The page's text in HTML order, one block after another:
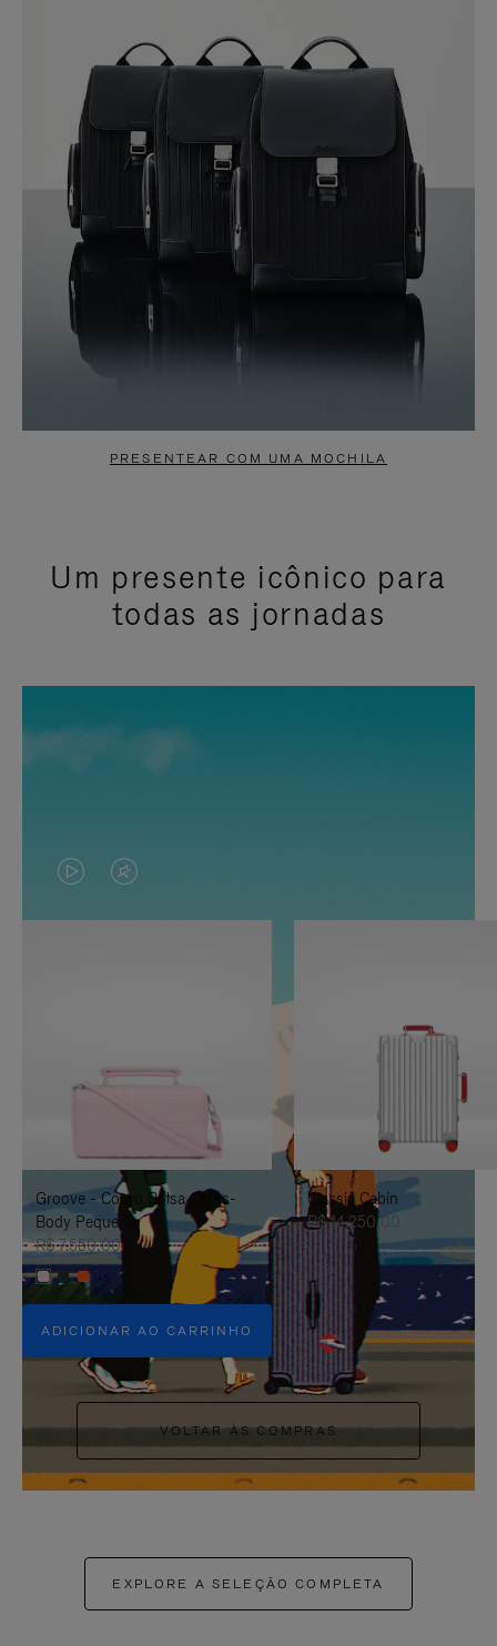
PRESENTEAR COM UMA MOCHILA
Um presente icônico para
todas as jornadas
O
VÍDEO
PRESSIONE
PAUSÁ-
LO
O
VÍDEO
FAVOR,
CLIQUE
PARA
ATIVÁ-
LO
Groove - Couro Bolsa Cross-
Body Pequena
R$ 7.550,00
+5
ADICIONAR AO CARRINHO
Classic Cabin
R$ 14.250,00
VOLTAR ÀS COMPRAS
EXPLORE A SELEÇÃO COMPLETA